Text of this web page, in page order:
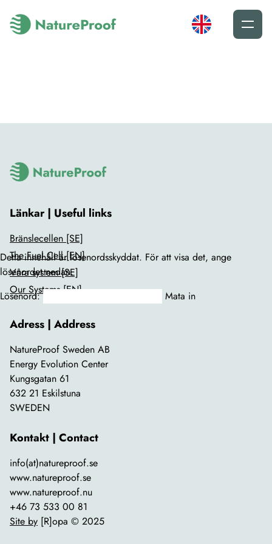
Detta innehåll är lösenordsskyddat. För att visa det, ange
lösenordet nedan.
Lösenord:
Länkar | Useful links
Bränslecellen [SE]
The Fuel Cell [EN]
Våra system [SE]
Our Systems [EN]
Adress | Address
NatureProof Sweden AB
Energy Evolution Center
Kungsgatan 61
632 21 Eskilstuna
SWEDEN
Kontakt | Contact
info(at)natureproof.se
www.natureproof.se
www.natureproof.nu
+46 73 533 00 81
Site by [R]opa © 2025